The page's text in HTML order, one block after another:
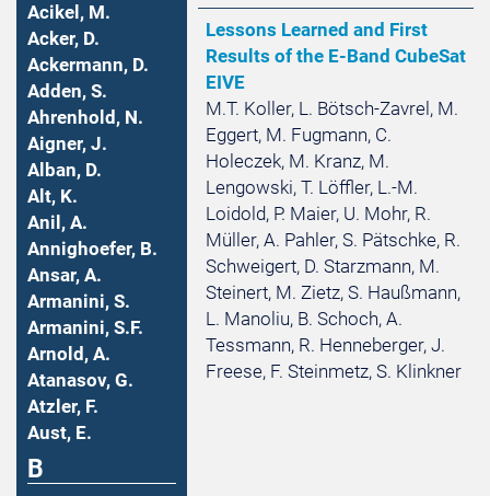
Acikel, M.
Acker, D.
Ackermann, D.
Adden, S.
Ahrenhold, N.
Aigner, J.
Alban, D.
Alt, K.
Anil, A.
Annighoefer, B.
Ansar, A.
Armanini, S.
Armanini, S.F.
Arnold, A.
Atanasov, G.
Atzler, F.
Aust, E.
B
Lessons Learned and First
Results of the E-Band CubeSat
EIVE
M.T. Koller, L. Bötsch-Zavrel, M.
Eggert, M. Fugmann, C.
Holeczek, M. Kranz, M.
Lengowski, T. Löffler, L.-M.
Loidold, P. Maier, U. Mohr, R.
Müller, A. Pahler, S. Pätschke, R.
Schweigert, D. Starzmann, M.
Steinert, M. Zietz, S. Haußmann,
L. Manoliu, B. Schoch, A.
Tessmann, R. Henneberger, J.
Freese, F. Steinmetz, S. Klinkner